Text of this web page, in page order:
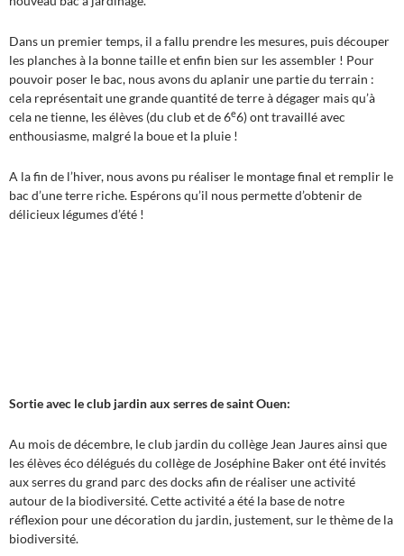
Dans un premier temps, il a fallu prendre les mesures, puis découper
les planches à la bonne taille et enfin bien sur les assembler ! Pour
pouvoir poser le bac, nous avons du aplanir une partie du terrain :
cela représentait une grande quantité de terre à dégager mais qu’à
cela ne tienne, les élèves (du club et de 6e6) ont travaillé avec
enthousiasme, malgré la boue et la pluie !
A la fin de l’hiver, nous avons pu réaliser le montage final et remplir le
bac d’une terre riche. Espérons qu’il nous permette d’obtenir de
délicieux légumes d’été !
Sortie avec le club jardin aux serres de saint Ouen:
Au mois de décembre, le club jardin du collège Jean Jaures ainsi que
les élèves éco délégués du collège de Joséphine Baker ont été invités
aux serres du grand parc des docks afin de réaliser une activité
autour de la biodiversité. Cette activité a été la base de notre
réflexion pour une décoration du jardin, justement, sur le thème de la
biodiversité.